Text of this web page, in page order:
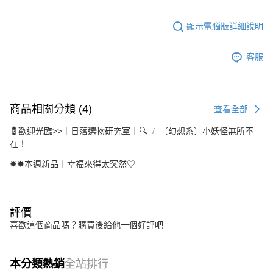
顯示電腦版詳細說明
客服
商品相關分類 (4) 查看全部
💈歡迎光臨>>｜日落選物研究室｜🔍
〔幻想系〕小妖怪無所不
在！
✸✸本週新品｜幸福來得太突然♡
評價
喜歡這個商品嗎？購買後給他一個好評吧
本分類熱銷全站排行